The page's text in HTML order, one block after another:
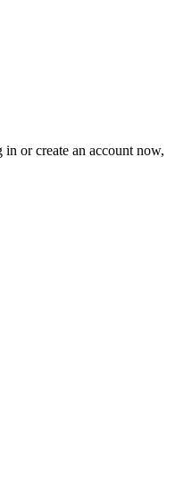
or create an account now,